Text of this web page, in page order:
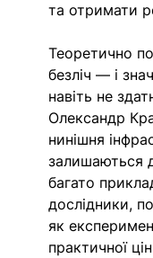
та отримати
Теоретично
безліч — і
навіть не
Олександр
нинішня
залишаються
багато
дослідники,
як
практичної